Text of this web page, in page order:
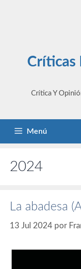
Críticas
Crítica Y
Menú
2024
La abadesa
13 Jul 2024 por